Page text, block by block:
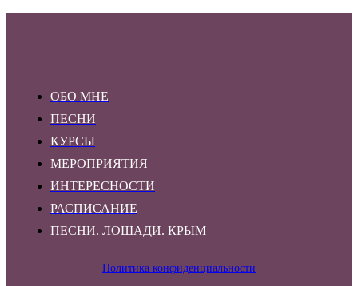
ОБО МНЕ
ПЕСНИ
КУРСЫ
МЕРОПРИЯТИЯ
ИНТЕРЕСНОСТИ
РАСПИСАНИЕ
ПЕСНИ. ЛОШАДИ. КРЫМ
Политика конфиденциальности